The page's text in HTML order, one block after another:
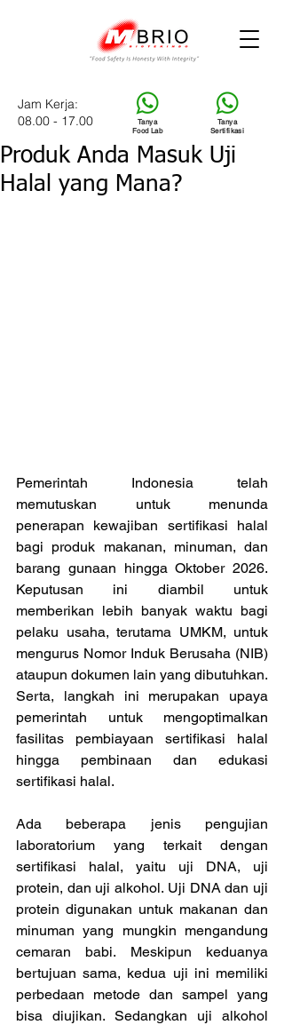
Tanya
Food Lab
Tanya
Sertifikasi
Jam Kerja:
08.00 - 17.00
Produk Anda Masuk Uji
Halal yang Mana?
Pemerintah Indonesia telah
memutuskan untuk menunda
penerapan kewajiban sertifikasi halal
bagi produk makanan, minuman, dan
barang gunaan hingga Oktober 2026.
Keputusan ini diambil untuk
memberikan lebih banyak waktu bagi
pelaku usaha, terutama UMKM, untuk
mengurus Nomor Induk Berusaha (NIB)
ataupun dokumen lain yang dibutuhkan.
Serta, langkah ini merupakan upaya
pemerintah untuk mengoptimalkan
fasilitas pembiayaan sertifikasi halal
hingga pembinaan dan edukasi
sertifikasi halal.
Ada beberapa jenis pengujian
laboratorium yang terkait dengan
sertifikasi halal, yaitu uji DNA, uji
protein, dan uji alkohol. Uji DNA dan uji
protein digunakan untuk makanan dan
minuman yang mungkin mengandung
cemaran babi. Meskipun keduanya
bertujuan sama, kedua uji ini memiliki
perbedaan metode dan sampel yang
bisa diujikan. Sedangkan uji alkohol